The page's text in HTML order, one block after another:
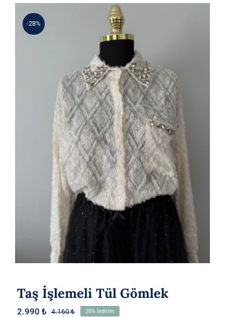
-28%
Taş İşlemeli Tül Gömlek
Taş İşlemeli Tül Gömlek
4.160₺
2.990₺ 28% İndirim